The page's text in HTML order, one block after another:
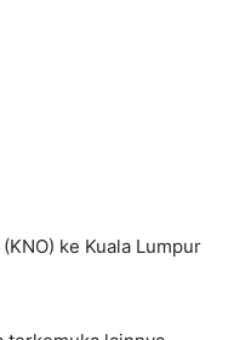
ke Kuala Lumpur